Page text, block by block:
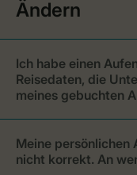
Ich habe einen
Reisedaten, die
meines gebuchten
Meine persönlichen
nicht korrekt. An